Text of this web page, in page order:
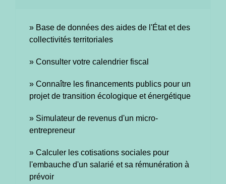
Base de données des aides de l'État et des
collectivités territoriales
Consulter votre calendrier fiscal
Connaître les financements publics pour un
projet de transition écologique et énergétique
Simulateur de revenus d'un micro-
entrepreneur
Calculer les cotisations sociales pour
l'embauche d'un salarié et sa rémunération à
prévoir